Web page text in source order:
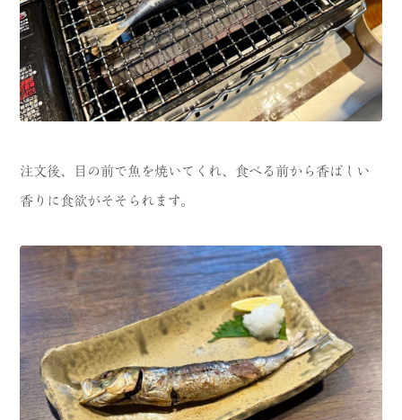
注文後、目の前で魚を焼いてくれ、食べる前から香ばしい
香りに食欲がそそられます。